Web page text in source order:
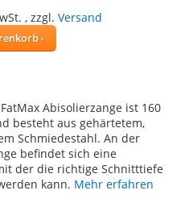
, zzgl. Versand
Abisolierzange ist 160
besteht aus gehärtetem,
Schmiedestahl. An der
befindet sich eine
der die richtige Schnitttiefe
kann. Mehr erfahren